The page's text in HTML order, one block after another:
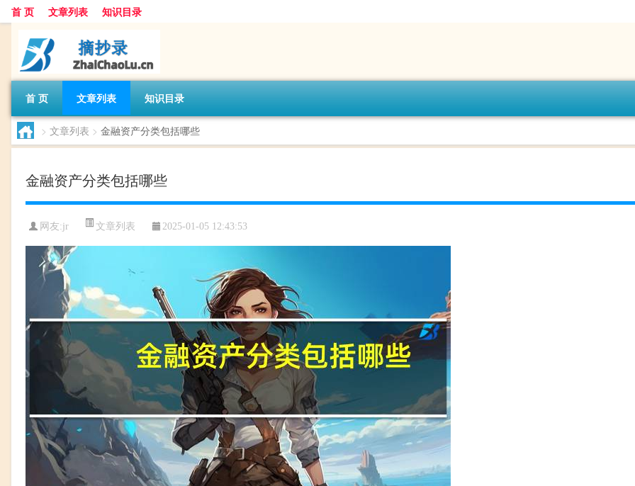
首 页 文章列表 知识目录
首 页 文章列表 知识目录
> 文章列表 > 金融资产分类包括哪些
金融资产分类包括哪些
网友:jr 文章列表 2025-01-05 12:43:53